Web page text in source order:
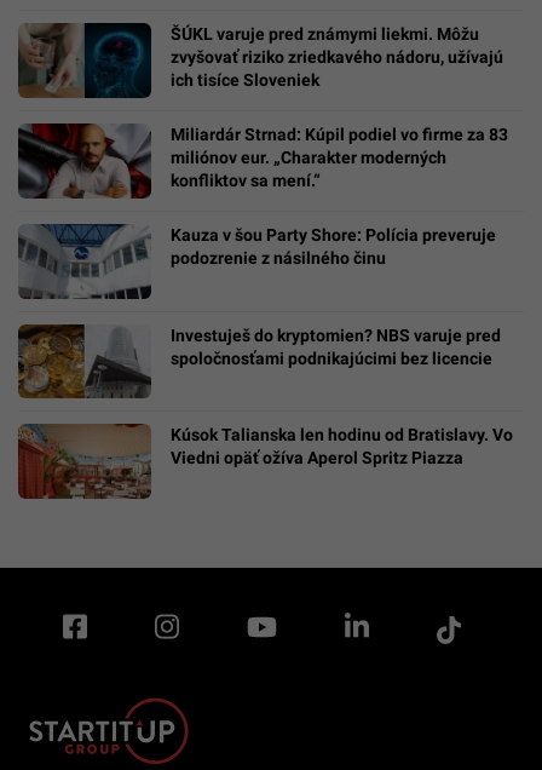
ŠÚKL varuje pred známymi liekmi. Môžu
zvyšovať riziko zriedkavého nádoru, užívajú
ich tisíce Sloveniek
Miliardár Strnad: Kúpil podiel vo firme za 83
miliónov eur. „Charakter moderných
konfliktov sa mení.“
Kauza v šou Party Shore: Polícia preveruje
podozrenie z násilného činu
Investuješ do kryptomien? NBS varuje pred
spoločnosťami podnikajúcimi bez licencie
Kúsok Talianska len hodinu od Bratislavy. Vo
Viedni opäť ožíva Aperol Spritz Piazza